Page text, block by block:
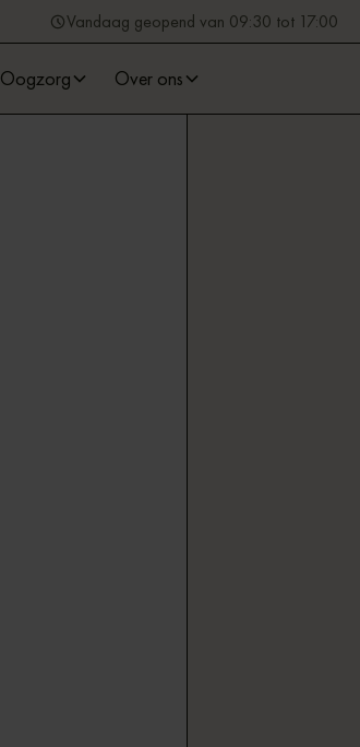
Vandaag geopend van 09:30 tot 17:00
Oogzorg Over ons